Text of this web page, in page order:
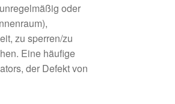
oder
zu sperren/zu
Eine häufige
der Defekt von